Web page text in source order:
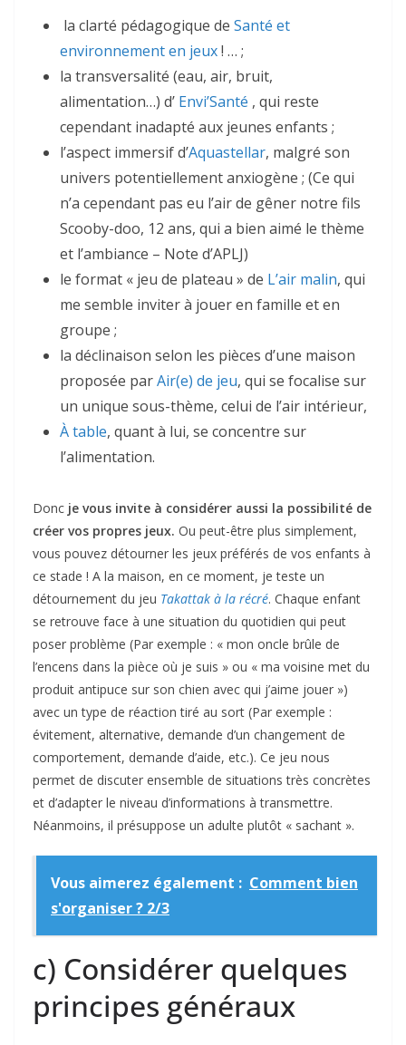
la clarté pédagogique de Santé et
environnement en jeux! … ;
la transversalité (eau, air, bruit,
alimentation…) d’ Envi’Santé , qui reste
cependant inadapté aux jeunes enfants ;
l’aspect immersif d’Aquastellar, malgré son
univers potentiellement anxiogène ; (Ce qui
n’a cependant pas eu l’air de gêner notre fils
Scooby-doo, 12 ans, qui a bien aimé le thème
et l’ambiance – Note d’APLJ)
le format « jeu de plateau » de L’air malin, qui
me semble inviter à jouer en famille et en
groupe ;
la déclinaison selon les pièces d’une maison
proposée parAir(e) de jeu, qui se focalise sur
un unique sous-thème, celui de l’air intérieur,
À table, quant à lui, se concentre sur
l’alimentation.
Donc je vous invite à considérer aussi la possibilité de
créer vos propres jeux. Ou peut-être plus simplement,
vous pouvez détourner les jeux préférés de vos enfants à
ce stade ! A la maison, en ce moment, je teste un
détournement du jeu Takattak à la récré. Chaque enfant
se retrouve face à une situation du quotidien qui peut
poser problème (Par exemple : « mon oncle brûle de
l’encens dans la pièce où je suis » ou « ma voisine met du
produit antipuce sur son chien avec qui j’aime jouer »)
avec un type de réaction tiré au sort (Par exemple :
évitement, alternative, demande d’un changement de
comportement, demande d’aide, etc.). Ce jeu nous
permet de discuter ensemble de situations très concrètes
et d’adapter le niveau d’informations à transmettre.
Néanmoins, il présuppose un adulte plutôt « sachant ».
Vous aimerez également : Comment bien
s'organiser ? 2/3
c) Considérer quelques
principes généraux